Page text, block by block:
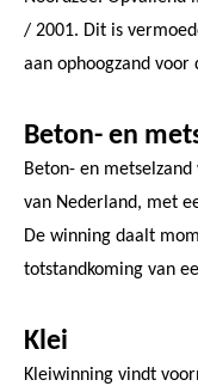
/ 2001. Dit is
aan ophoogzand voor
Beton- en
Beton- en
van Nederland, met
De winning daalt
totstandkoming van
Klei
Kleiwinning vindt